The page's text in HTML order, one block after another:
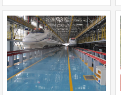
环氧自流平地坪
环氧地坪
立即询问
查看详情